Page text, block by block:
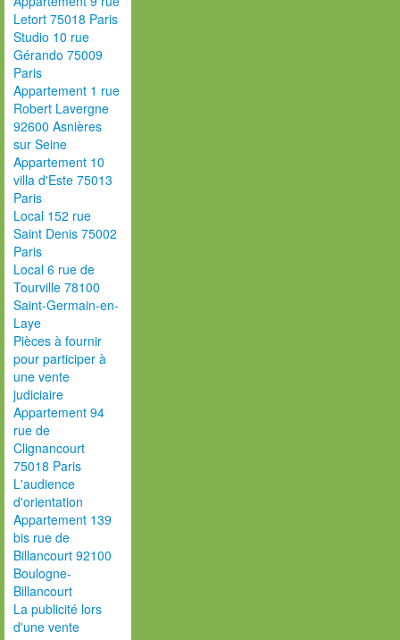
Letort 75018 Paris
Studio 10 rue
Gérando 75009
Paris
Appartement 1 rue
Robert Lavergne
92600 Asnières
sur Seine
Appartement 10
villa d'Este 75013
Paris
Local 152 rue
Saint Denis 75002
Paris
Local 6 rue de
Tourville 78100
Saint-Germain-en-
Laye
Pièces à fournir
pour participer à
une vente
judiciaire
Appartement 94
rue de
Clignancourt
75018 Paris
L'audience
d'orientation
Appartement 139
bis rue de
Billancourt 92100
Boulogne-
Billancourt
La publicité lors
d'une vente